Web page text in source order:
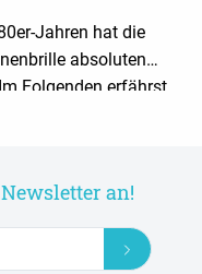
Jahren hat die
absoluten
Folgenden erfährst
an!